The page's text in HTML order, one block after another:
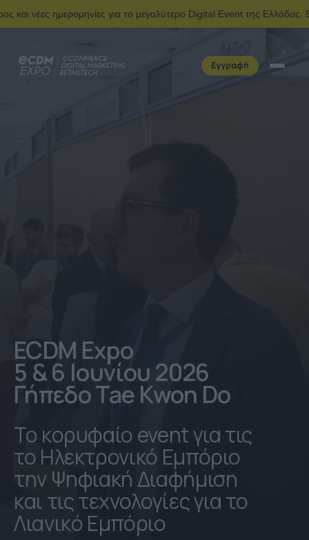
για το μεγαλύτερο Digital Event της Ελλάδας. 5 & 6 Ιουνίου |
Εγγραφή
ECDM Expo
5 & 6 Ιουνίου 2026
Γήπεδο Tae Kwon Do
Το κορυφαίο event για τις
το Ηλεκτρονικό Εμπόριο
την Ψηφιακή Διαφήμιση
και τις τεχνολογίες για το
Λιανικό Εμπόριο